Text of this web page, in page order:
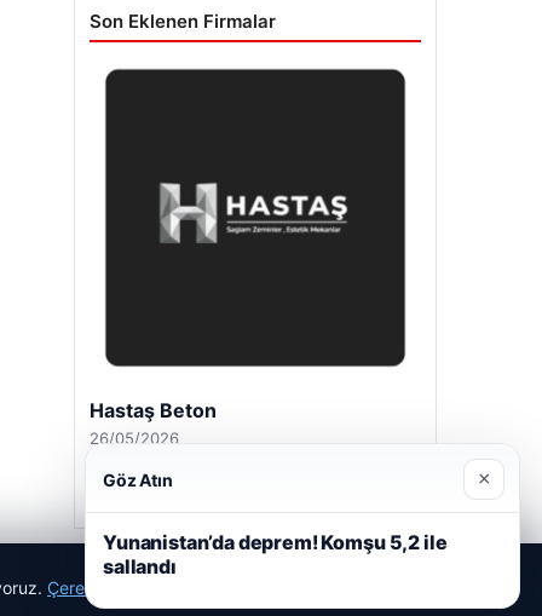
Son Eklenen Firmalar
Hastaş Beton
26/05/2026
Çerez Politikamız
Göz Atın ×
Yunanistan’da deprem! Komşu 5,2 ile
sallandı